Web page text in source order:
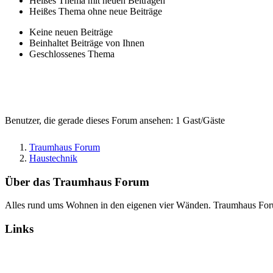
Heißes Thema ohne neue Beiträge
Keine neuen Beiträge
Beinhaltet Beiträge von Ihnen
Geschlossenes Thema
Benutzer, die gerade dieses Forum ansehen: 1 Gast/Gäste
Traumhaus Forum
Haustechnik
Über das Traumhaus Forum
Alles rund ums Wohnen in den eigenen vier Wänden. Traumhaus
Links